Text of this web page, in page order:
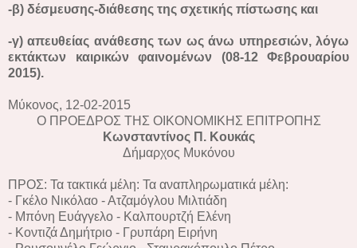
-β) δέσμευσης-διάθεσης της σχετικής πίστωσης και
-γ) απευθείας ανάθεσης των ως άνω υπηρεσιών, λόγω
εκτάκτων καιρικών φαινομένων (08-12 Φεβρουαρίου
2015).
Μύκονος, 12-02-2015
O ΠΡΟΕΔΡΟΣ ΤΗΣ ΟΙΚΟΝΟΜΙΚΗΣ ΕΠΙΤΡΟΠΗΣ
Κωνσταντίνος Π. Κουκάς
Δήμαρχος Μυκόνου
ΠΡΟΣ: Τα τακτικά μέλη: Τα αναπληρωματικά μέλη:
- Γκέλο Νικόλαο - Ατζαμόγλου Μιλτιάδη
- Μπόνη Ευάγγελο - Καλπουρτζή Ελένη
- Κοντιζά Δημήτριο - Γρυπάρη Ειρήνη